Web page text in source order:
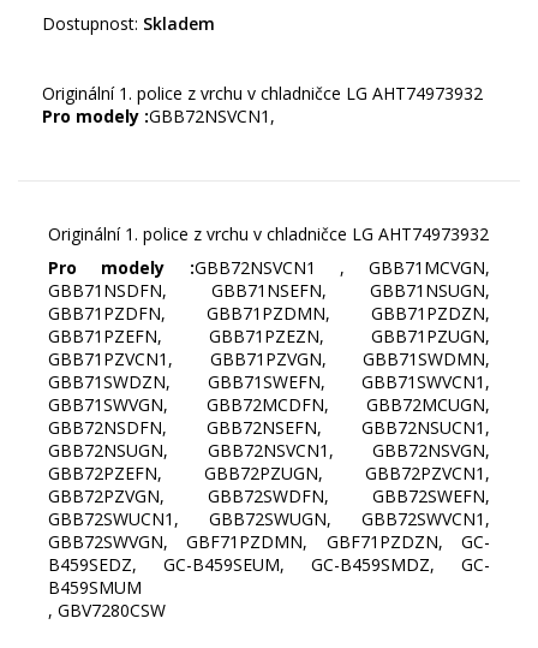
Dostupnost: Skladem
Originální 1. police z vrchu v chladničce LG AHT74973932
Pro modely :GBB72NSVCN1,
Originální 1. police z vrchu v chladničce LG AHT74973932
Pro modely :GBB72NSVCN1 , GBB71MCVGN,
GBB71NSDFN, GBB71NSEFN, GBB71NSUGN,
GBB71PZDFN, GBB71PZDMN, GBB71PZDZN,
GBB71PZEFN, GBB71PZEZN, GBB71PZUGN,
GBB71PZVCN1, GBB71PZVGN, GBB71SWDMN,
GBB71SWDZN, GBB71SWEFN, GBB71SWVCN1,
GBB71SWVGN, GBB72MCDFN, GBB72MCUGN,
GBB72NSDFN, GBB72NSEFN, GBB72NSUCN1,
GBB72NSUGN, GBB72NSVCN1, GBB72NSVGN,
GBB72PZEFN, GBB72PZUGN, GBB72PZVCN1,
GBB72PZVGN, GBB72SWDFN, GBB72SWEFN,
GBB72SWUCN1, GBB72SWUGN, GBB72SWVCN1,
GBB72SWVGN, GBF71PZDMN, GBF71PZDZN, GC-
B459SEDZ, GC-B459SEUM, GC-B459SMDZ, GC-
B459SMUM
, GBV7280CSW